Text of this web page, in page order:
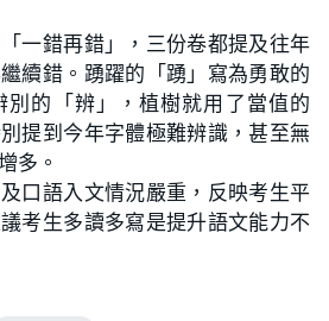
一錯再錯」，三份卷都提及往年
續錯。踴躍的「踴」寫為勇敢的
別的「辨」，植樹就用了當值的
別提到今年字體極難辨識，甚至無
多。
口語入文情況嚴重，反映考生平
考生多讀多寫是提升語文能力不